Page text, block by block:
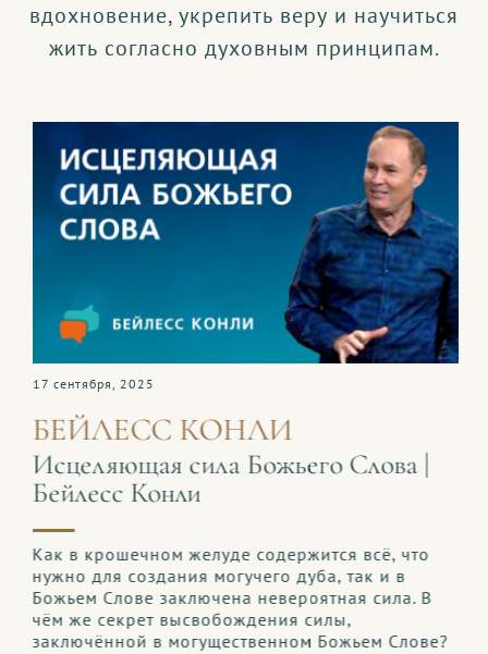
вдохновение, укрепить веру и научиться
жить согласно духовным принципам.
17 сентября, 2025
БЕЙЛЕСС КОНЛИ
Исцеляющая сила Божьего Слова |
Бейлесс Конли
Как в крошечном желуде содержится всё, что
нужно для создания могучего дуба, так и в
Божьем Слове заключена невероятная сила. В
чём же секрет высвобождения силы,
заключённой в могущественном Божьем Слове?